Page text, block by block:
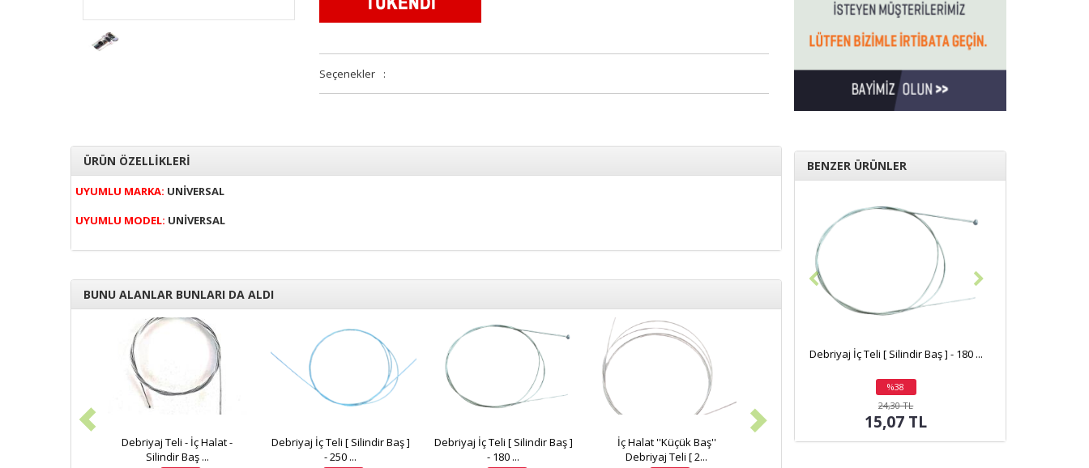
Seçenekler :
ÜRÜN ÖZELLİKLERİ
UYUMLU MARKA: UNİVERSAL
UYUMLU MODEL: UNİVERSAL
BUNU ALANLAR BUNLARI DA ALDI
Debriyaj Teli - İç Halat -
Silindir Baş ...
Debriyaj İç Teli [ Silindir Baş ]
- 250 ...
Debriyaj İç Teli [ Silindir Baş ]
- 180 ...
İç Halat ''Küçük Baş''
Debriyaj Teli [ 2...
BENZER ÜRÜNLER
Debriyaj İç Teli [ Silindir Baş ] - 180 ...
%38
indirim
24,30 TL
15,07 TL